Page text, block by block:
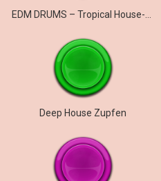
Deep House Zupfen